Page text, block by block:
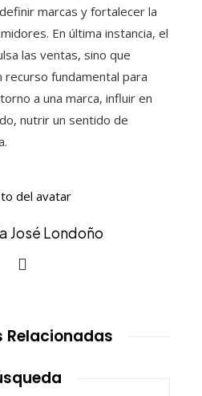
marcas y fortalecer la
En última instancia, el
las ventas, sino que
recurso fundamental para
a una marca, influir en
nutrir un sentido de
José Londoño
Relacionadas